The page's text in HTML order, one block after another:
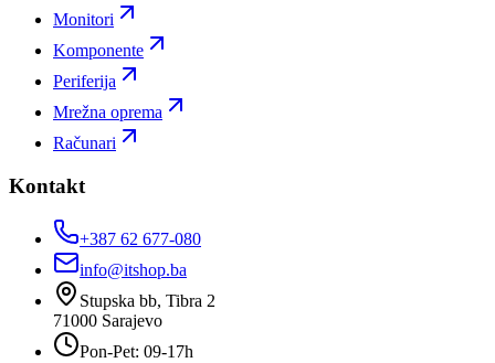
Monitori
Komponente
Periferija
Mrežna oprema
Računari
Kontakt
+387 62 677-080
info@itshop.ba
Stupska bb, Tibra 2
71000 Sarajevo
Pon-Pet: 09-17h